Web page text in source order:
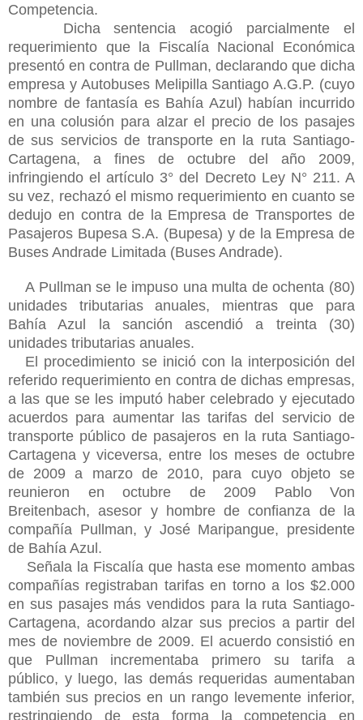
Competencia.
Dicha sentencia acogió parcialmente el
requerimiento que la Fiscalía Nacional Económica
presentó en contra de Pullman, declarando que dicha
empresa y Autobuses Melipilla Santiago A.G.P. (cuyo
nombre de fantasía es Bahía Azul) habían incurrido
en una colusión para alzar el precio de los pasajes
de sus servicios de transporte en la ruta Santiago-
Cartagena, a fines de octubre del año 2009,
infringiendo el artículo 3° del Decreto Ley N° 211. A
su vez, rechazó el mismo requerimiento en cuanto se
dedujo en contra de la Empresa de Transportes de
Pasajeros Bupesa S.A. (Bupesa) y de la Empresa de
Buses Andrade Limitada (Buses Andrade).
A Pullman se le impuso una multa de ochenta (80)
unidades tributarias anuales, mientras que para
Bahía Azul la sanción ascendió a treinta (30)
unidades tributarias anuales.
El procedimiento se inició con la interposición del
referido requerimiento en contra de dichas empresas,
a las que se les imputó haber celebrado y ejecutado
acuerdos para aumentar las tarifas del servicio de
transporte público de pasajeros en la ruta Santiago-
Cartagena y viceversa, entre los meses de octubre
de 2009 a marzo de 2010, para cuyo objeto se
reunieron en octubre de 2009 Pablo Von
Breitenbach, asesor y hombre de confianza de la
compañía Pullman, y José Maripangue, presidente
de Bahía Azul.
Señala la Fiscalía que hasta ese momento ambas
compañías registraban tarifas en torno a los $2.000
en sus pasajes más vendidos para la ruta Santiago-
Cartagena, acordando alzar sus precios a partir del
mes de noviembre de 2009. El acuerdo consistió en
que Pullman incrementaba primero su tarifa a
público, y luego, las demás requeridas aumentaban
también sus precios en un rango levemente inferior,
restringiendo de esta forma la competencia en